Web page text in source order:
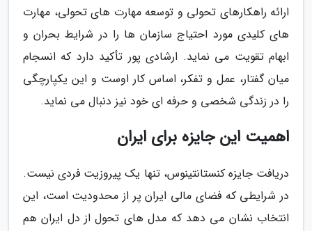
ارائه راهکارهای تحولی و توسعه مهارت های تحولی، مهارت
های کلیدی مورد احتیاج سازمان ها را در شرایط بحران و
ابهام تقویت می نماید. ارشادی پور تأکید دارد که انسجام
میان گفتار، عمل و تفکر، اساس کار اوست و این یکپارچگی
را در زندگی شخصی و حرفه ای خود نیز دنبال می نماید.
اهمیت این جایزه برای ایران
دریافت جایزه کنستانتینوس، تنها یک پیروزیت فردی نیست.
در شرایطی که فضای مالی ایران پر از محدودیت است، این
انتخاب نشان می دهد که مدل های تحول از دل ایران هم